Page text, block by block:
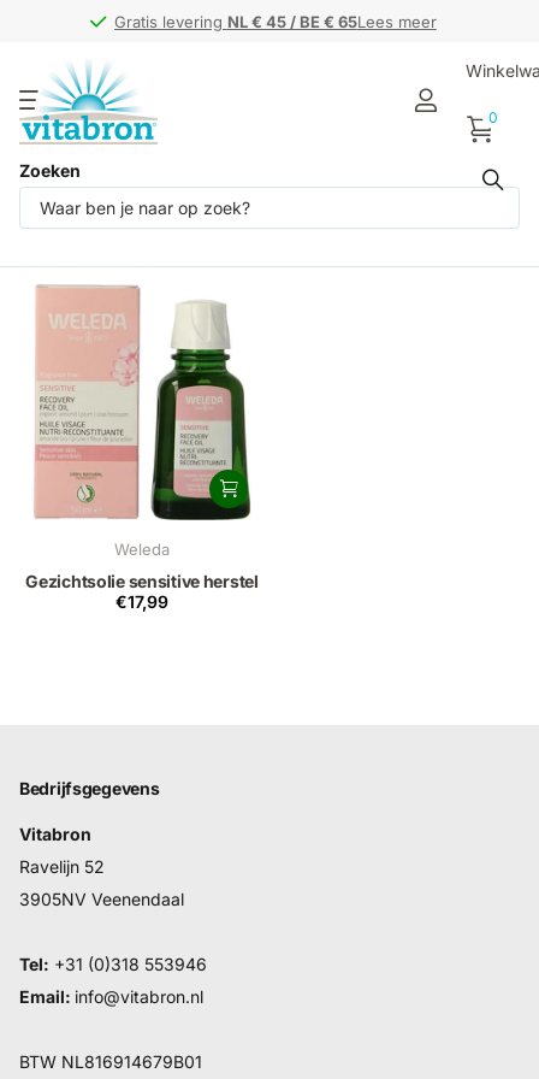
Gratis levering NL € 45 / BE € 65Lees meer
Gratis levering NL € 45 / BE € 65
Zoeken
0
Producten (1)
Weleda
Gezichtsolie sensitive herstel
€17,99
Bedrijfsgegevens
Vitabron
Ravelijn 52
3905NV Veenendaal
Tel: +31 (0)318 553946
Email: info@vitabron.nl
BTW NL816914679B01